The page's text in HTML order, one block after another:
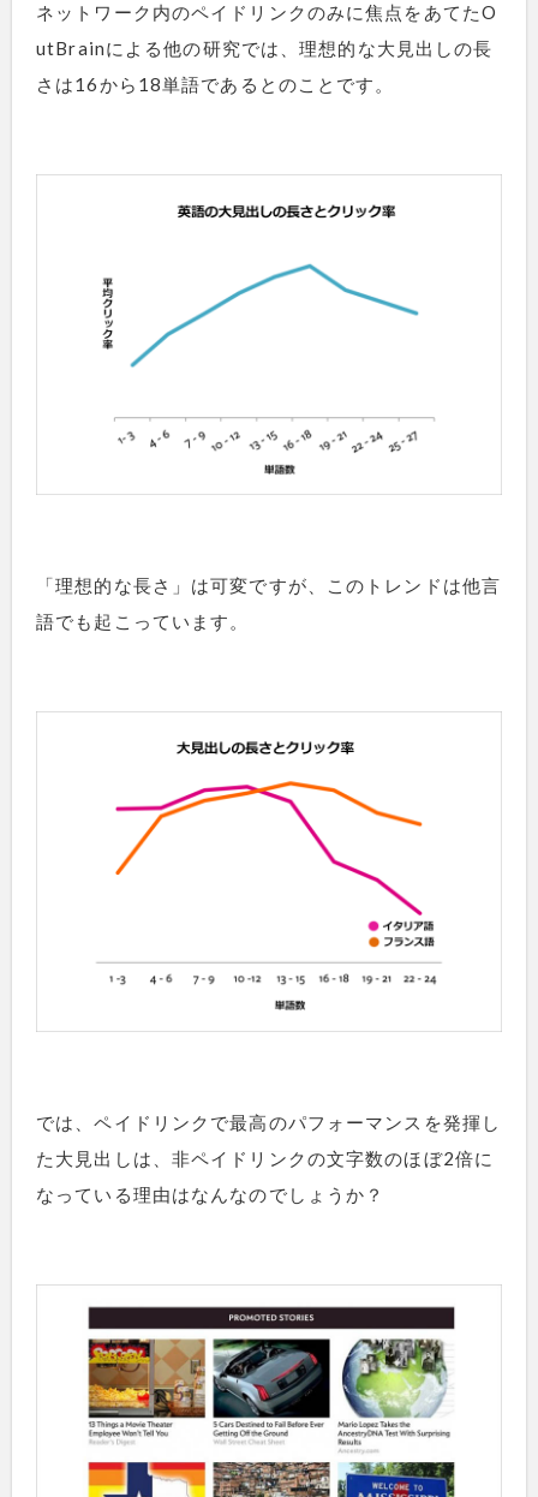
ネットワーク内のペイドリンクのみに焦点をあてたO
utBrainによる他の研究では、理想的な大見出しの長
さは16から18単語であるとのことです。
「理想的な長さ」は可変ですが、このトレンドは他言
語でも起こっています。
では、ペイドリンクで最高のパフォーマンスを発揮し
た大見出しは、非ペイドリンクの文字数のほぼ2倍に
なっている理由はなんなのでしょうか？